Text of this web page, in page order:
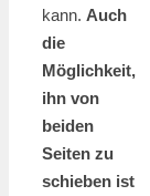
kann. Auch
die
Möglichkeit,
ihn von
beiden
Seiten zu
schieben ist